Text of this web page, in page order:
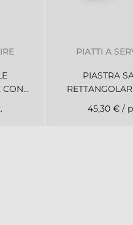
CON
PIATTI A
PIASTRA
MANICI
45,30 € /